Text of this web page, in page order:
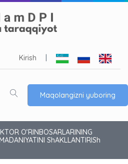
Kirish
Maqolangizni yuboring
O‘RINBOSARLARINING
ShAKLLANTIRISh